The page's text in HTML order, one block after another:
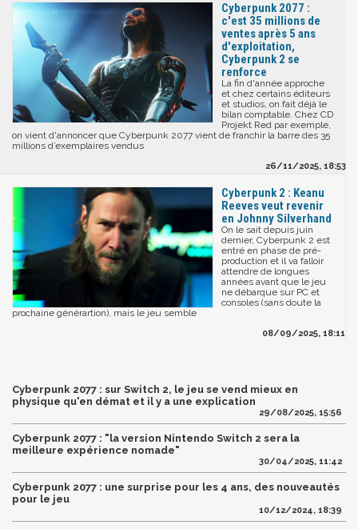
Cyberpunk 2077 :
c'est 35 millions de
ventes après 5 ans
d'exploitation,
Cyberpunk 2 se
renforce
La fin d'année approche
et chez certains éditeurs
et studios, on fait déjà le
bilan comptable. Chez CD
Projekt Red par exemple,
on vient d'annoncer que Cyberpunk 2077 vient de franchir la barre des 35
millions d’exemplaires vendus
26/11/2025, 18:53
Cyberpunk 2 : Keanu
Reeves veut revenir
en Johnny Silverhand
On le sait depuis juin
dernier, Cyberpunk 2 est
entré en phase de pré-
production et il va falloir
attendre de longues
années avant que le jeu
ne débarque sur PC et
consoles (sans doute la
prochaine générartion), mais le jeu semble
08/09/2025, 18:11
Cyberpunk 2077 : sur Switch 2, le jeu se vend mieux en
physique qu'en démat et il y a une explication
29/08/2025, 15:56
Cyberpunk 2077 : "la version Nintendo Switch 2 sera la
meilleure expérience nomade"
30/04/2025, 11:42
Cyberpunk 2077 : une surprise pour les 4 ans, des nouveautés
pour le jeu
10/12/2024, 18:39